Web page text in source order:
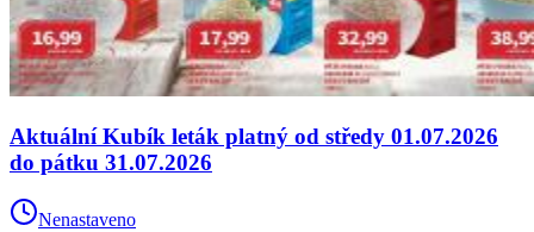
Aktuální Kubík leták platný od středy 01.07.2026
do pátku 31.07.2026
Nenastaveno